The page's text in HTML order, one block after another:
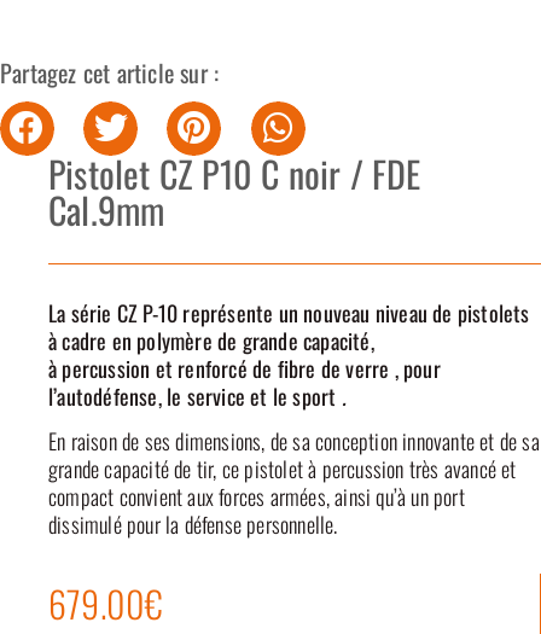
Partagez cet article sur :
Pistolet CZ P10 C noir / FDE
Cal.9mm
La série CZ P-10 représente un nouveau niveau de pistolets
à cadre en polymèrede grande capacité,
àpercussion et renforcé de fibre deverre , pour
l’autodéfense, le service et le sport .
En raison de ses dimensions, de sa conception innovante et de sa
grande capacité de tir, ce pistolet à percussion très avancé et
compact convient aux forces armées, ainsi qu’à un port
dissimulé pour la défense personnelle.
679.00€